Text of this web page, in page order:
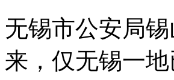
无锡市公安局
来，仅无锡一